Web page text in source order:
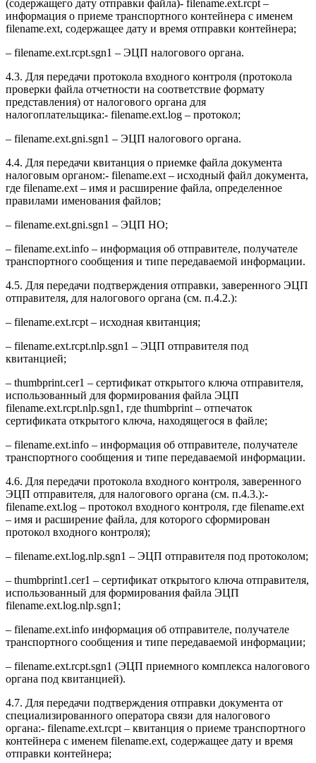
(содержащего дату отправки файла)- filename.ext.rcpt –
информация о приеме транспортного контейнера с именем
filename.ext, содержащее дату и время отправки контейнера;
– filename.ext.rcpt.sgn1 – ЭЦП налогового органа.
4.3. Для передачи протокола входного контроля (протокола
проверки файла отчетности на соответствие формату
представления) от налогового органа для
налогоплательщика:- filename.ext.log – протокол;
– filename.ext.gni.sgn1 – ЭЦП налогового органа.
4.4. Для передачи квитанция о приемке файла документа
налоговым органом:- filename.ext – исходный файл документа,
где filename.ext – имя и расширение файла, определенное
правилами именования файлов;
– filename.ext.gni.sgn1 – ЭЦП НО;
– filename.ext.info – информация об отправителе, получателе
транспортного сообщения и типе передаваемой информации.
4.5. Для передачи подтверждения отправки, заверенного ЭЦП
отправителя, для налогового органа (см. п.4.2.):
– filename.ext.rcpt – исходная квитанция;
– filename.ext.rcpt.nlp.sgn1 – ЭЦП отправителя под
квитанцией;
– thumbprint.cer1 – сертификат открытого ключа отправителя,
использованный для формирования файла ЭЦП
filename.ext.rcpt.nlp.sgn1, где thumbprint – отпечаток
сертификата открытого ключа, находящегося в файле;
– filename.ext.info – информация об отправителе, получателе
транспортного сообщения и типе передаваемой информации.
4.6. Для передачи протокола входного контроля, заверенного
ЭЦП отправителя, для налогового органа (см. п.4.3.):-
filename.ext.log – протокол входного контроля, где filename.ext
– имя и расширение файла, для которого сформирован
протокол входного контроля);
– filename.ext.log.nlp.sgn1 – ЭЦП отправителя под протоколом;
– thumbprint1.cer1 – сертификат открытого ключа отправителя,
использованный для формирования файла ЭЦП
filename.ext.log.nlp.sgn1;
– filename.ext.info информация об отправителе, получателе
транспортного сообщения и типе передаваемой информации;
– filename.ext.rcpt.sgn1 (ЭЦП приемного комплекса налогового
органа под квитанцией).
4.7. Для передачи подтверждения отправки документа от
специализированного оператора связи для налогового
органа:- filename.ext.rcpt – квитанция о приеме транспортного
контейнера с именем filename.ext, содержащее дату и время
отправки контейнера;